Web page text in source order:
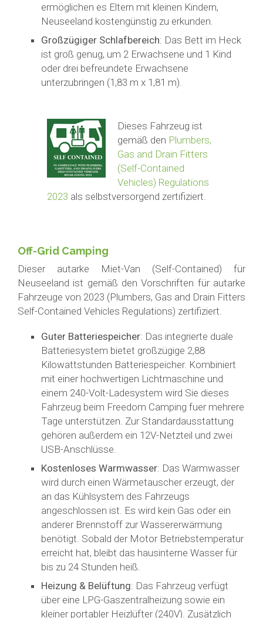
ermöglichen es Eltern mit kleinen Kindern,
Neuseeland kostengünstig zu erkunden.
Großzügiger Schlafbereich: Das Bett im Heck
ist groß genug, um 2 Erwachsene und 1 Kind
oder drei befreundete Erwachsene
unterzubringen (1,83 m x 1,81 m).
Dieses Fahrzeug ist
gemäß den Plumbers,
Gas and Drain Fitters
(Self-Contained
Vehicles) Regulations
2023 als selbstversorgend zertifiziert.
Off-Grid Camping
Dieser autarke Miet-Van (Self-Contained) für
Neuseeland ist gemäß den Vorschriften für autarke
Fahrzeuge von 2023 (Plumbers, Gas and Drain Fitters
Self-Contained Vehicles Regulations) zertifiziert.
Guter Batteriespeicher: Das integrierte duale
Batteriesystem bietet großzügige 2,88
Kilowattstunden Batteriespeicher. Kombiniert
mit einer hochwertigen Lichtmaschine und
einem 240-Volt-Ladesystem wird Sie dieses
Fahrzeug beim Freedom Camping fuer mehrere
Tage unterstützen. Zur Standardausstattung
gehören außerdem ein 12V-Netzteil und zwei
USB-Anschlüsse.
Kostenloses Warmwasser: Das Warmwasser
wird durch einen Wärmetauscher erzeugt, der
an das Kühlsystem des Fahrzeugs
angeschlossen ist. Es wird kein Gas oder ein
anderer Brennstoff zur Wassererwärmung
benötigt. Sobald der Motor Betriebstemperatur
erreicht hat, bleibt das hausinterne Wasser für
bis zu 24 Stunden heiß.
Heizung & Belüftung: Das Fahrzeug verfügt
über eine LPG-Gaszentralheizung sowie ein
kleiner portabler Heizlüfter (240V). Zusätzlich